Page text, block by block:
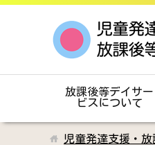
放課後等デイサー
ビスについて
児童発達支援・